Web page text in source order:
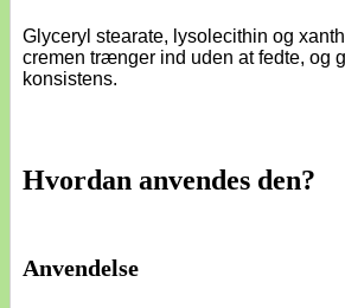
Glyceryl stearate, lysolecithin og
cremen trænger ind uden at fedte, og
konsistens.
Hvordan anvendes den?
Anvendelse